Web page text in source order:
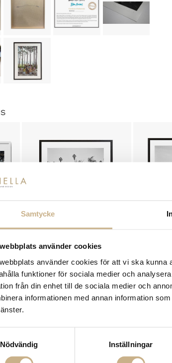
Samtycke
använder cookies
använder cookies för att vi ska
funktioner för sociala medier och
från din enhet till de sociala medier och
informationen med annan information
Nödvändig
Inställningar
Kamp Ward In Gustave Tassell